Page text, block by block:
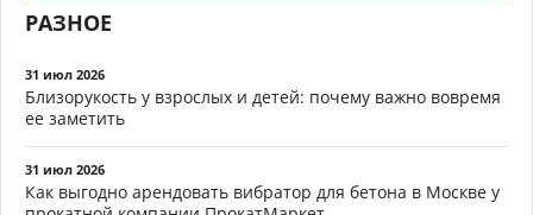
РАЗНОЕ
31 июл 2026
Близорукость у взрослых и детей: почему важно вовремя
ее заметить
31 июл 2026
Как выгодно арендовать вибратор для бетона в Москве у